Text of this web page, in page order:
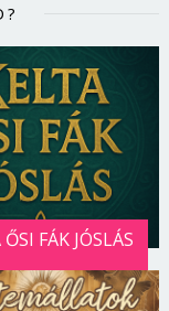
FÁK JÓSLÁS